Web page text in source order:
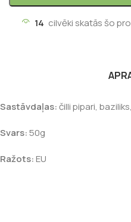
14 cilvēki skatās šo
Sastāvdaļas:čilli pipari,
Svars:50g
Ražots:EU